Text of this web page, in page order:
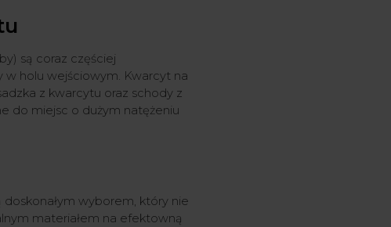
są coraz częściej
w holu wejściowym. Kwarcyt na
z kwarcytu oraz schody z
do miejsc o dużym natężeniu
doskonałym wyborem, który nie
materiałem na efektowną